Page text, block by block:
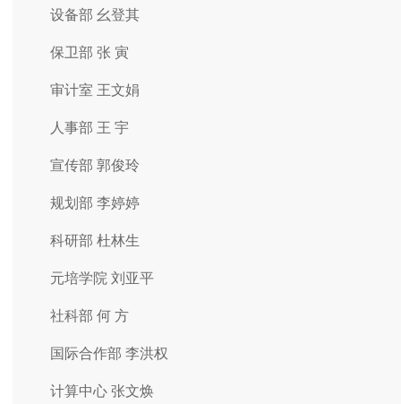
设备部 幺登其
保卫部 张 寅
审计室 王文娟
人事部 王 宇
宣传部 郭俊玲
规划部 李婷婷
科研部 杜林生
元培学院 刘亚平
社科部 何 方
国际合作部 李洪权
计算中心 张文焕